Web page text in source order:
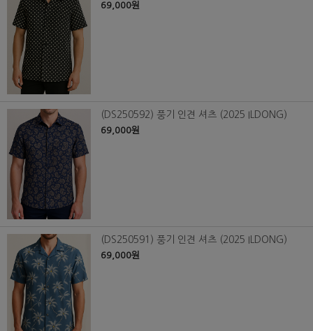
69,000원
(DS250592) 풍기 인견 셔츠 (2025 ILDONG)
69,000원
(DS250591) 풍기 인견 셔츠 (2025 ILDONG)
69,000원